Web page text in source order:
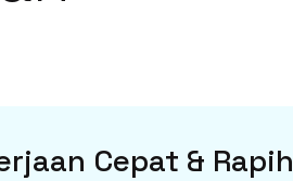
Cepat & Rapih